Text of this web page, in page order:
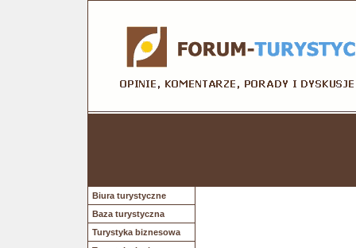
Biura turystyczne
Baza turystyczna
Turystyka biznesowa